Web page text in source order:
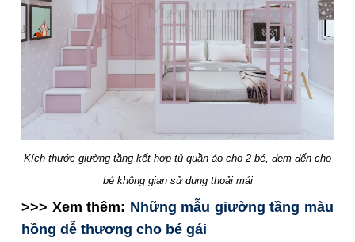
Kích thước giường tầng kết hợp tủ quần áo cho 2 bé, đem đến cho
bé không gian sử dụng thoải mái
>>> Xem thêm: Những mẫu giường tầng màu
hồng dễ thương cho bé gái